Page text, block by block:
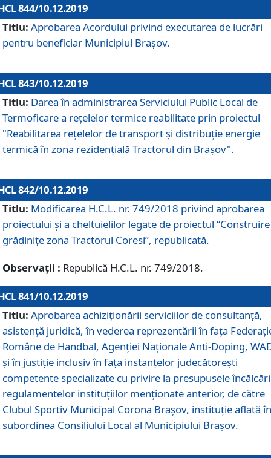
844/10.12.2019
Titlu: Aprobarea Acordului privind executarea de lucrări
pentru beneficiar Municipiul Brașov.
843/10.12.2019
Titlu: Darea în administrarea Serviciului Public Local de
Termoficare a rețelelor termice reabilitate prin proiectul
"Reabilitarea reţelelor de transport şi distribuţie energie
termică în zona rezidenţială Tractorul din Braşov".
842/10.12.2019
Titlu: Modificarea H.C.L. nr. 749/2018 privind aprobarea
proiectului și a cheltuielilor legate de proiectul “Construire
grădinițe zona Tractorul Coresi”, republicată.
Observații : Republică H.C.L. nr. 749/2018.
841/10.12.2019
Titlu: Aprobarea achiziționării serviciilor de consultanță,
asistență juridică, în vederea reprezentării în fața
Române de Handbal, Agenției Naționale Anti-Doping,
și în justiție inclusiv în fața instanțelor judecătorești
competente specializate cu privire la presupusele
regulamentelor instituțiilor menționate anterior, de către
Clubul Sportiv Municipal Corona Braşov, instituție aflată în
subordinea Consiliului Local al Municipiului Brașov.